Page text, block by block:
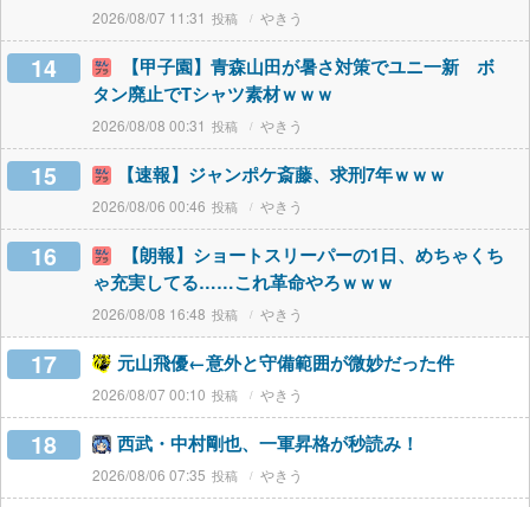
2026/08/07 11:31 やきう
14
【甲子園】青森山田が暑さ対策でユニ一新 ボ
タン廃止でTシャツ素材ｗｗｗ
2026/08/08 00:31 やきう
15 【速報】ジャンポケ斎藤、求刑7年ｗｗｗ
2026/08/06 00:46 やきう
16
【朗報】ショートスリーパーの1日、めちゃくち
ゃ充実してる……これ革命やろｗｗｗ
2026/08/08 16:48 やきう
17 元山飛優←意外と守備範囲が微妙だった件
2026/08/07 00:10 やきう
18 西武・中村剛也、一軍昇格が秒読み！
2026/08/06 07:35 やきう